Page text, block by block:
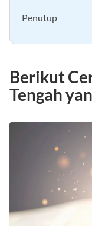
Penutup
Berikut
Tengah